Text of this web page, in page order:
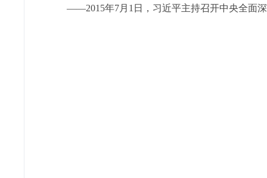
——2015年7月1日，习近平主持召开中央全面